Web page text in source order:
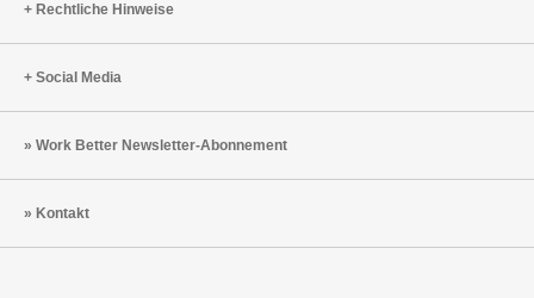
Rechtliche Hinweise
Social Media
Work Better Newsletter-Abonnement
Kontakt